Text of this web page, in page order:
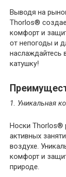
Выводя на
Thorlos®
комфорт и
от непогоды и
наслаждайтесь
катушку!
1. Уникальная
Носки Thorlos®
активных
воздухе.
комфорт и
природе.